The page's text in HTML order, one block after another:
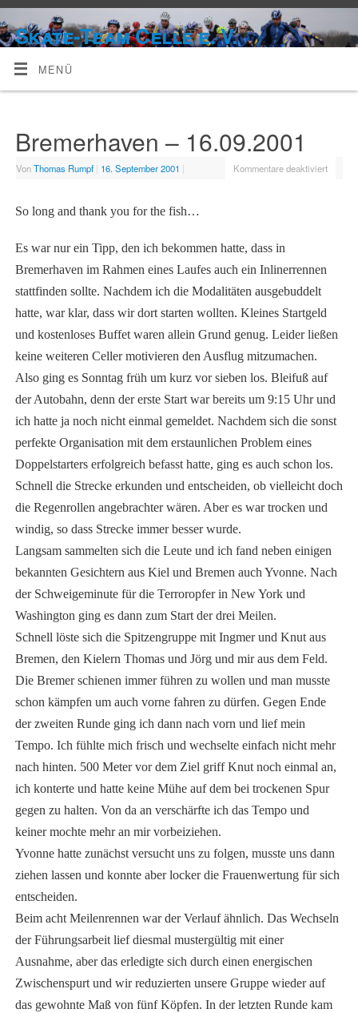
Skate-Team Celle e. V.
MENÜ
Bremerhaven – 16.09.2001
VonThomas Rumpf | 16. September 2001 | Kommentare deaktiviert
So long and thank you for the fish…
Es war nur ein Tipp, den ich bekommen hatte, dass in
Bremerhaven im Rahmen eines Laufes auch ein Inlinerrennen
stattfinden sollte. Nachdem ich die Modalitäten ausgebuddelt
hatte, war klar, dass wir dort starten wollten. Kleines Startgeld
und kostenloses Buffet waren allein Grund genug. Leider ließen
keine weiteren Celler motivieren den Ausflug mitzumachen.
Also ging es Sonntag früh um kurz vor sieben los. Bleifuß auf
der Autobahn, denn der erste Start war bereits um 9:15 Uhr und
ich hatte ja noch nicht einmal gemeldet. Nachdem sich die sonst
perfekte Organisation mit dem erstaunlichen Problem eines
Doppelstarters erfolgreich befasst hatte, ging es auch schon los.
Schnell die Strecke erkunden und entscheiden, ob vielleicht doch
die Regenrollen angebrachter wären. Aber es war trocken und
windig, so dass Strecke immer besser wurde.
Langsam sammelten sich die Leute und ich fand neben einigen
bekannten Gesichtern aus Kiel und Bremen auch Yvonne. Nach
der Schweigeminute für die Terroropfer in New York und
Washington ging es dann zum Start der drei Meilen.
Schnell löste sich die Spitzengruppe mit Ingmer und Knut aus
Bremen, den Kielern Thomas und Jörg und mir aus dem Feld.
Die Bremer schienen immer führen zu wollen und man musste
schon kämpfen um auch vorne fahren zu dürfen. Gegen Ende
der zweiten Runde ging ich dann nach vorn und lief mein
Tempo. Ich fühlte mich frisch und wechselte einfach nicht mehr
nach hinten. 500 Meter vor dem Ziel griff Knut noch einmal an,
ich konterte und hatte keine Mühe auf dem bei trockenen Spur
gegen zu halten. Von da an verschärfte ich das Tempo und
keiner mochte mehr an mir vorbeiziehen.
Yvonne hatte zunächst versucht uns zu folgen, musste uns dann
ziehen lassen und konnte aber locker die Frauenwertung für sich
entscheiden.
Beim acht Meilenrennen war der Verlauf ähnlich. Das Wechseln
der Führungsarbeit lief diesmal mustergültig mit einer
Ausnahme, aber das erledigte sich durch einen energischen
Zwischenspurt und wir reduzierten unsere Gruppe wieder auf
das gewohnte Maß von fünf Köpfen. In der letzten Runde kam